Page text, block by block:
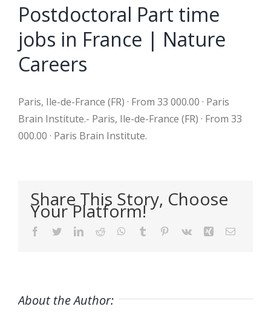
Postdoctoral Part time
jobs in France | Nature
Careers
Paris, Ile-de-France (FR) · From 33 000.00 · Paris
Brain Institute.- Paris, Ile-de-France (FR) · From 33
000.00 · Paris Brain Institute.
Share This Story, Choose
Your Platform!
Facebook
TwitterLinkedIn
Reddit WhatsApp
Tumblr Pinterest
Vk Xing Email
About the Author: